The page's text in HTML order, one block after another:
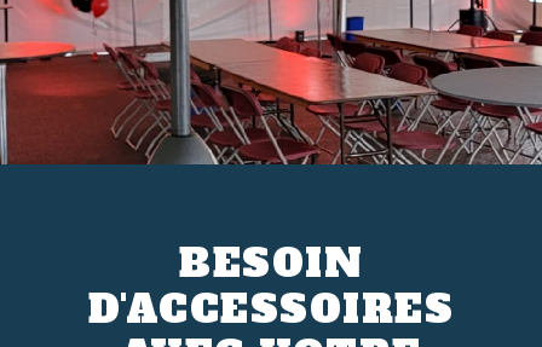
BESOIN
D'ACCESSOIRES